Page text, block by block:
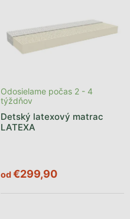
Detský latexový matrac
LATEXA
Odosielame počas 2 - 4
týždňov
od€299,90